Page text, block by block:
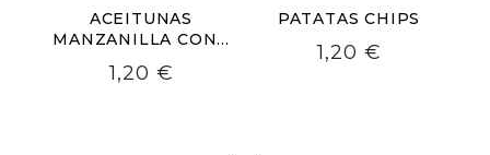
ACEITUNAS
MANZANILLA CON...
Precio
1,20 €
PATATAS CHIPS
Precio
1,20 €